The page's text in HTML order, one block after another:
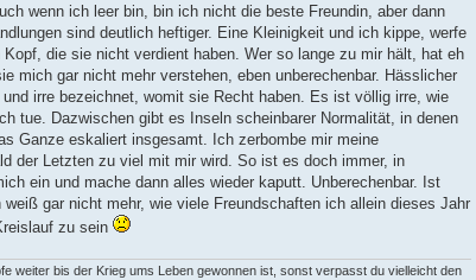
wenn ich leer bin, bin ich nicht die beste Freundin, aber dann
sind deutlich heftiger. Eine Kleinigkeit und ich kippe, werfe
Kopf, die sie nicht verdient haben. Wer so lange zu mir hält, hat eh
mich gar nicht mehr verstehen, eben unberechenbar. Hässlicher
irre bezeichnet, womit sie Recht haben. Es ist völlig irre, wie
tue. Dazwischen gibt es Inseln scheinbarer Normalität, in denen
Ganze eskaliert insgesamt. Ich zerbombe mir meine
der Letzten zu viel mit mir wird. So ist es doch immer, in
ein und mache dann alles wieder kaputt. Unberechenbar. Ist
gar nicht mehr, wie viele Freundschaften ich allein dieses Jahr
zu sein
weiter bis der Krieg ums Leben gewonnen ist, sonst verpasst du vielleicht den